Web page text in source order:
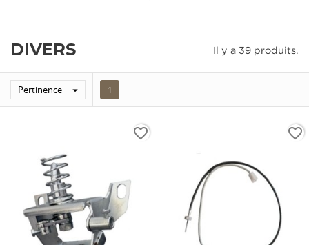
DIVERS Il y a 39 produits.
Pertinence  1
favorite_border favorite_border